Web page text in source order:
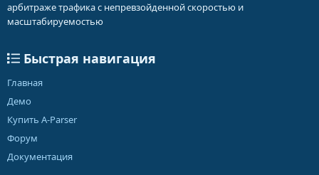
арбитраже трафика с непревзойденной скоростью и
масштабируемостью
Быстрая навигация
Главная
Демо
Купить A-Parser
Форум
Документация